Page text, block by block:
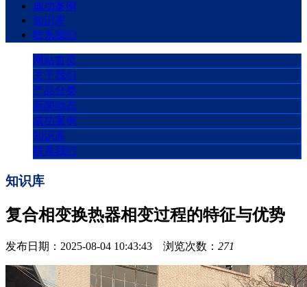
成功案例
知识库
联系我们
网站首页
关于我们
产品分类
新闻动态
成功案例
知识库
联系我们
知识库
复合相变换热器相变过程的特征与优势
发布日期：2025-08-04 10:43:43 浏览次数： 271